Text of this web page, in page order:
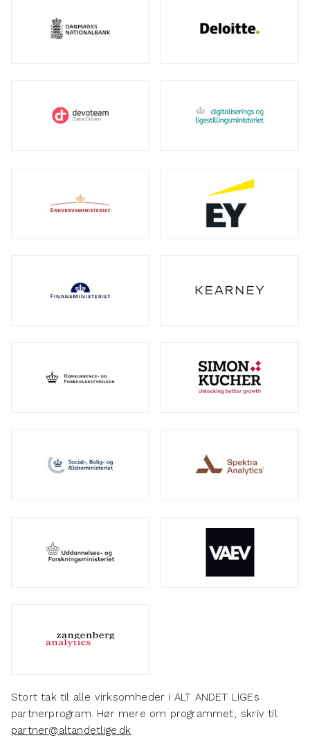
Stort tak til alle virksomheder i ALT ANDET LIGEs
partnerprogram. Hør mere om programmet, skriv til
partner@altandetlige.dk